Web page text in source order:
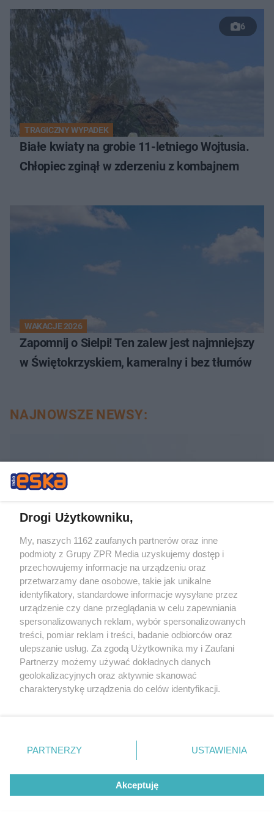
6
TRAGICZNY WYPADEK
Białe kwiaty na grobie 11-letniego Wojtusia.
Chłopiec zginął w zderzeniu z kombajnem
WAKACJE 2026
Zapomnij o Sielpi! Ten zalew jest najmniejszy
w Świętokrzyskiem, kameralny i bez tłumów
NAJNOWSZE NEWSY:
TENIS
Turniej WTA w Toronto.
Sznajder rywalką Świątek w
ćwierćfinale
Drogi Użytkowniku,
My, naszych 1162 zaufanych partnerów oraz inne
podmioty z Grupy ZPR Media uzyskujemy dostęp i
przechowujemy informacje na urządzeniu oraz
przetwarzamy dane osobowe, takie jak unikalne
identyfikatory, standardowe informacje wysyłane przez
urządzenie czy dane przeglądania w celu zapewniania
spersonalizowanych reklam, wybór spersonalizowanych
treści, pomiar reklam i treści, badanie odbiorców oraz
ulepszanie usług. Za zgodą Użytkownika my i Zaufani
Partnerzy możemy używać dokładnych danych
geolokalizacyjnych oraz aktywnie skanować
charakterystykę urządzenia do celów identyfikacji.
zmienić/wycofać klikając przycisk ustawień prywatności
znajdujący się w lewym dolnym rogu strony
rodzaje przetwarzania danych nie wymagają zgody
użytkownika, ale masz prawo sprzeciwić się takiemu
przetwarzaniu. Preferencje będą miały zastosowanie tylko
PARTNERZY USTAWIENIA
Akceptuję